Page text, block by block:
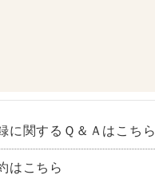
に関するＱ＆Ａはこちら
はこちら